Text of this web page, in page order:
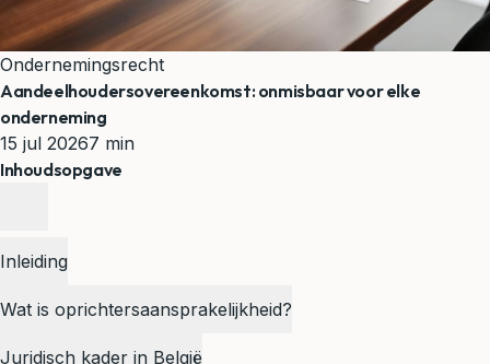
Ondernemingsrecht
Aandeelhoudersovereenkomst: onmisbaar voor elke
onderneming
15 jul 20267 min
Inhoudsopgave
Inleiding
Wat is oprichtersaansprakelijkheid?
Juridisch kader in België